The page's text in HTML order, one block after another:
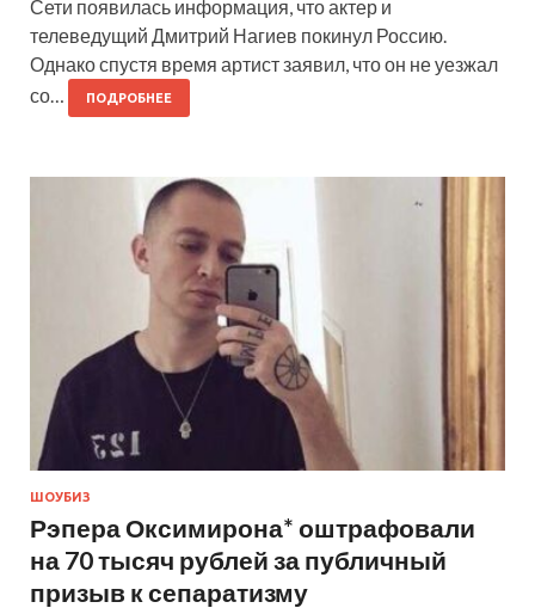
Сети появилась информация, что актер и
телеведущий Дмитрий Нагиев покинул Россию.
Однако спустя время артист заявил, что он не уезжал
со…
ПОДРОБНЕЕ
ШОУБИЗ
Рэпера Оксимирона* оштрафовали
на 70 тысяч рублей за публичный
призыв к сепаратизму